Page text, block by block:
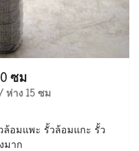
ซม
ห่าง 15 ซม
ล้อมแพะ รั้วล้อมแกะ รั้ว
มาก